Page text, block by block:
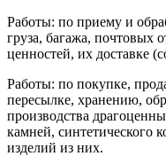
Работы: по приему и
груза, багажа, почтовых
ценностей, их доставке
Работы: по покупке,
пересылке, хранению,
производства
камней, синтетического
изделий из них.